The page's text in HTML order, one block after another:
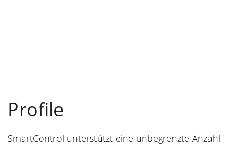
Profile
SmartControl unterstützt eine unbegrenzte Anzahl